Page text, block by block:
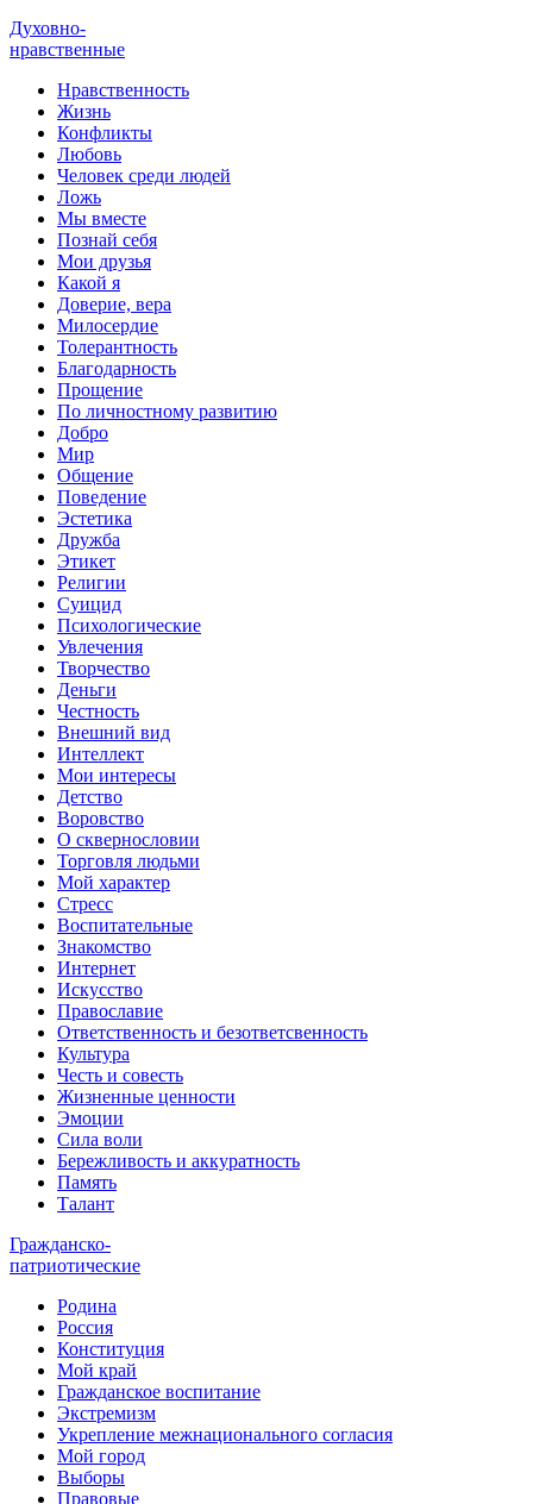
Духовно-
нравственные
Нравственность
Жизнь
Конфликты
Любовь
Человек среди людей
Ложь
Мы вместе
Познай себя
Мои друзья
Какой я
Доверие, вера
Милосердие
Толерантность
Благодарность
Прощение
По личностному развитию
Добро
Мир
Общение
Поведение
Эстетика
Дружба
Этикет
Религии
Суицид
Психологические
Увлечения
Творчество
Деньги
Честность
Внешний вид
Интеллект
Мои интересы
Детство
Воровство
О сквернословии
Торговля людьми
Мой характер
Стресс
Воспитательные
Знакомство
Интернет
Искусство
Православие
Ответственность и безответсвенность
Культура
Честь и совесть
Жизненные ценности
Эмоции
Сила воли
Бережливость и аккуратность
Память
Талант
Гражданско-
патриотические
Родина
Россия
Конституция
Мой край
Гражданское воспитание
Экстремизм
Укрепление межнационального согласия
Мой город
Выборы
Правовые